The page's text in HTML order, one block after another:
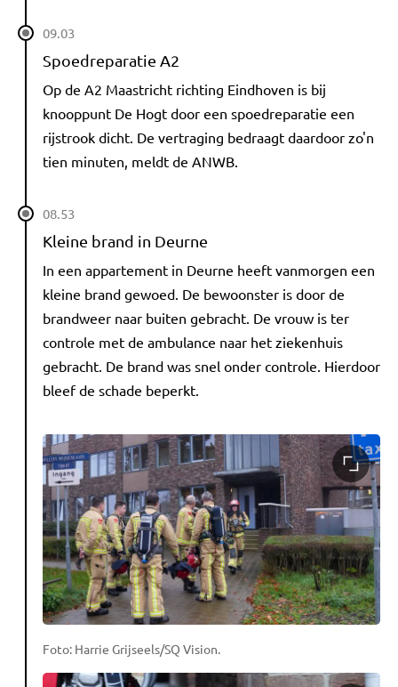
09.03
Spoedreparatie A2
Op de A2 Maastricht richting Eindhoven is bij
knooppunt De Hogt door een spoedreparatie een
rijstrook dicht. De vertraging bedraagt daardoor zo'n
tien minuten, meldt de ANWB.
08.53
Kleine brand in Deurne
In een appartement in Deurne heeft vanmorgen een
kleine brand gewoed. De bewoonster is door de
brandweer naar buiten gebracht. De vrouw is ter
controle met de ambulance naar het ziekenhuis
gebracht. De brand was snel onder controle. Hierdoor
bleef de schade beperkt.
Foto: Harrie Grijseels/SQ Vision.